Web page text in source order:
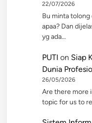
22/07/2026
Bu minta tolong
apaa? Dan
yg ada…
PUTI on Siap
Dunia
26/05/2026
Are there more
topic for us to